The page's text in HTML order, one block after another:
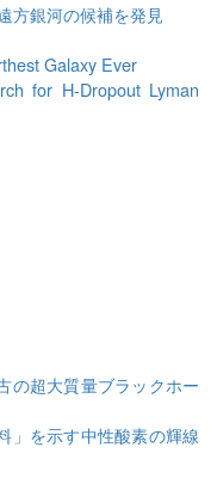
方銀河の候補を発見
Galaxy Ever
for H-Dropout Lyman
の超大質量ブラックホー
」を示す中性酸素の輝線